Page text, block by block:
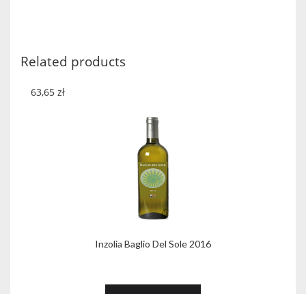
Related products
Inzolia Baglio Del Sole 2016
63,65 zł